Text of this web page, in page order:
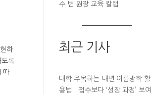
하
도록
따
수 변 원장 교육 칼럼
최근 기사
대학 주목하는 내년 여름방학 활
용법…점수보다 ‘성장 과정’ 보여